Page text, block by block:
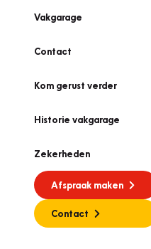
Vakgarage
Contact
Kom gerust verder
Historie vakgarage
Zekerheden
Afspraak maken
Contact